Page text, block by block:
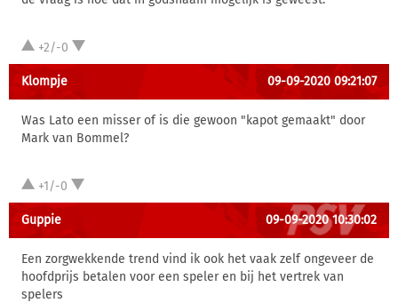
+2/-0
Klompje 09-09-2020 09:21:07
Was Lato een misser of is die gewoon "kapot gemaakt" door
Mark van Bommel?
+1/-0
Guppie 09-09-2020 10:30:02
Een zorgwekkende trend vind ik ook het vaak zelf ongeveer de
hoofdprijs betalen voor een speler en bij het vertrek van
spelers